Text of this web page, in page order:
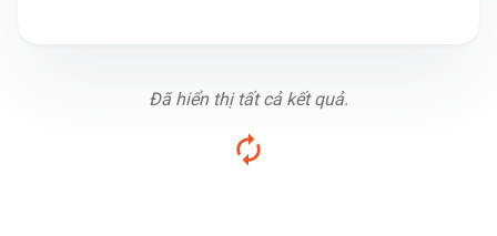
Đã hiển thị tất cả kết quả.